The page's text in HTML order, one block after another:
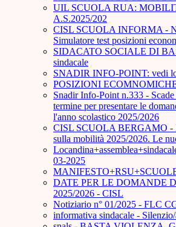
UIL SCUOLA RUA:
A.S.2025/202
CISL SCUOLA INFORMA -
Simulatore test posizioni
SIDACATO SOCIALE DI
sindacale
SNADIR INFO-POINT: vedi
POSIZIONI
Snadir Info-Point n.333 -
termine per presentare le
l'anno scolastico 2025/2026
CISL SCUOLA BERGAMO -
sulla mobilità 2025/2026. Le
03-2025
DATE PER LE DOMANDE
2025/2026 - CISL
Notiziario n° 01/2025 - FLC
informativa sindacale -